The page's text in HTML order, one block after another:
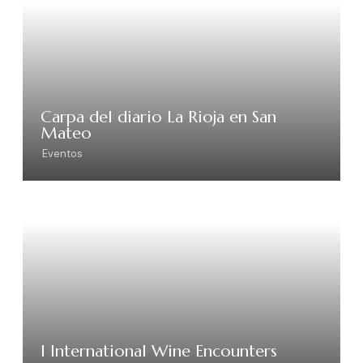
Carpa del diario La Rioja en San
Mateo
Eventos
I International Wine Encounters